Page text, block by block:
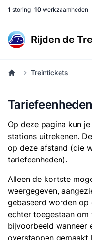
1 storing 10 werkzaamheden
Rijden de
Treintickets
Tariefeenheden
Op deze pagina kun
stations uitrekenen.
op deze afstand (die
tariefeenheden).
Alleen de kortste
weergegeven,
gebaseerd worden
echter toegestaan om
bijvoorbeeld wanneer
overstappen gemaakt